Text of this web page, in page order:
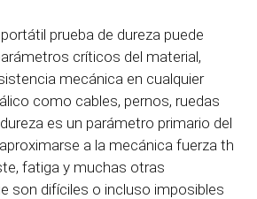
prueba de dureza puede
críticos del material,
mecánica en cualquier
como cables, pernos, ruedas
es un parámetro primario del
a la mecánica fuerza th
fatiga y muchas otras
son difíciles o incluso imposibles